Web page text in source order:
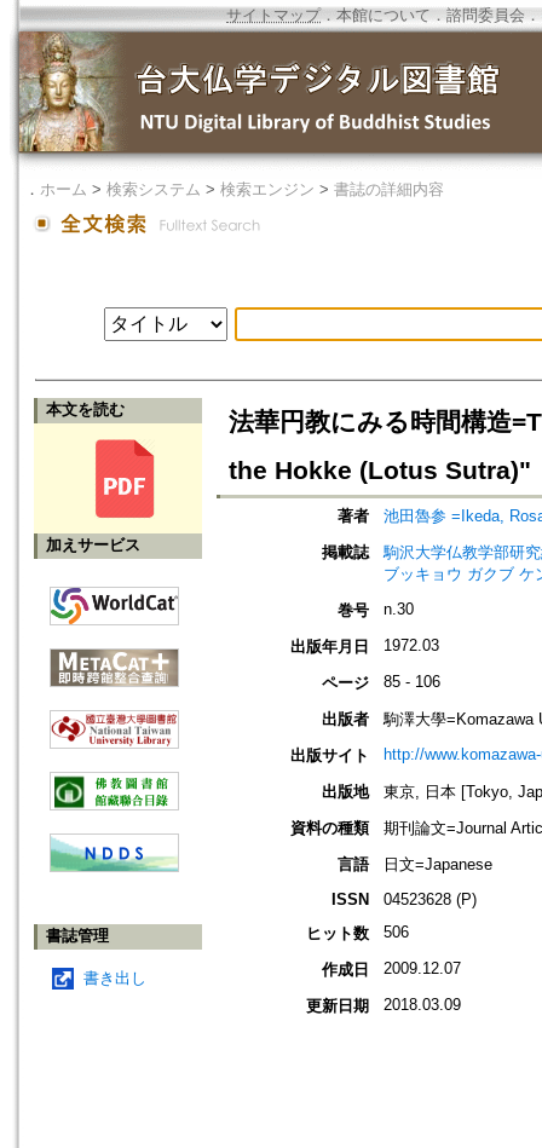
サイトマップ．本館について ． 諮問委員会 ．
． ホーム > 検索システム > 検索エンジン > 書誌の詳細内容
本文を読む
加えサービス
書誌管理
書き出し
法華円教にみる時間構造
the Hokke (Lotus Sutra)"
著者
池田魯参 =Ikeda,
掲載誌
駒沢大学仏教学部研
ブッキョウ ガクブ ケ
巻号
n.30
出版年月日 1972.03
ページ 85 - 106
出版者
駒澤大學=Komazawa
出版サイト
http://
出版地
東京, 日本 [Tokyo,
資料の種類
期刊論文=Journal
言語
日文=Japanese
ISSN
04523628 (P)
ヒット数
506
作成日 2009.12.07
更新日期 2018.03.09